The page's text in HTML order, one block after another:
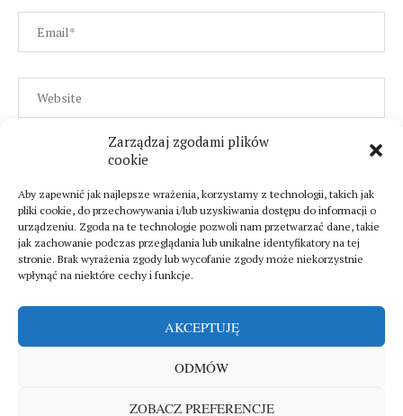
Zarządzaj zgodami plików
cookie
Aby zapewnić jak najlepsze wrażenia, korzystamy z technologii, takich jak
pliki cookie, do przechowywania i/lub uzyskiwania dostępu do informacji o
urządzeniu. Zgoda na te technologie pozwoli nam przetwarzać dane, takie
jak zachowanie podczas przeglądania lub unikalne identyfikatory na tej
stronie. Brak wyrażenia zgody lub wycofanie zgody może niekorzystnie
wpłynąć na niektóre cechy i funkcje.
AKCEPTUJĘ
ODMÓW
ZOBACZ PREFERENCJE
Polityka prywatności
Copyright © 2025. All rights reserved byMagdallena Magazine